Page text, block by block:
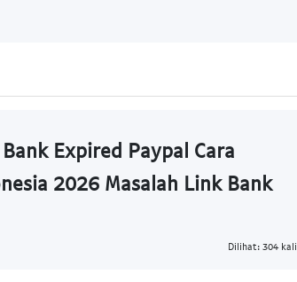
Expired Paypal Cara
2026 Masalah Link Bank
Dilihat: 304 kali